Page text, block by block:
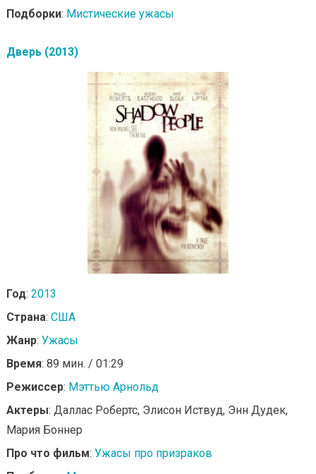
Подборки: Мистические ужасы
Дверь (2013)
Год: 2013
Страна: США
Жанр: Ужасы
Время: 89 мин. / 01:29
Режиссер: Мэттью Арнольд
Актеры: Даллас Робертс, Элисон Иствуд, Энн Дудек,
Мария Боннер
Про что фильм: Ужасы про призраков